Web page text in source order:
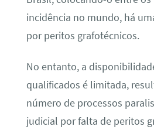
incidência no mundo, há
por peritos grafotécnicos.
No entanto, a
qualificados é limitada,
número de processos
judicial por falta de peritos